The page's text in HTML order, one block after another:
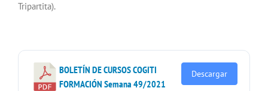
Tripartita).
BOLETÍN DE CURSOS COGITI
FORMACIÓN Semana 49/2021
Descargar